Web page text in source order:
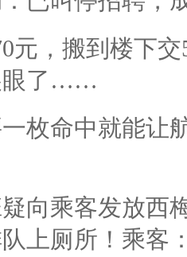
元，搬到楼下
眼了……
枚命中就能让
向乘客发放西
上厕所！乘客